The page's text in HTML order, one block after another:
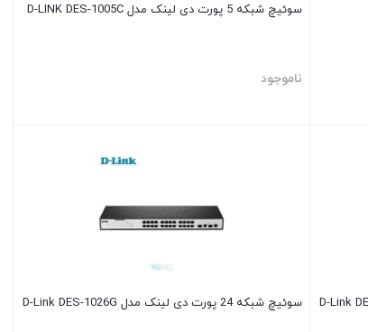
سوئیچ شبکه 5 پورت دی لینک مدل D-LINK DES-1005C
ناموجود
سوئیچ شبکه 24 پورت دی لینک مدل D-Link DES-1026G